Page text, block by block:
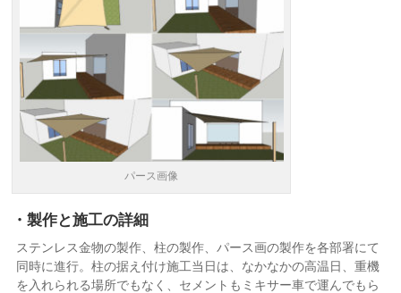
パース画像
・製作と施工の詳細
ステンレス金物の製作、柱の製作、パース画の製作を各部署にて
同時に進行。柱の据え付け施工当日は、なかなかの高温日、重機
を入れられる場所でもなく、セメントもミキサー車で運んでもら